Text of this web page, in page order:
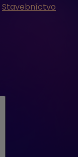
Stavebníctvo